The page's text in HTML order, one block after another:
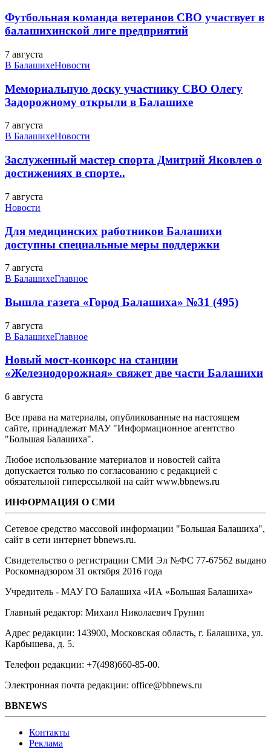
Футбольная команда ветеранов СВО участвует в
балашихинской лиге предприятий
7 августа
В БалашихеНовости
Мемориальную доску участнику СВО Олегу
Задорожному открыли в Балашихе
7 августа
В БалашихеНовости
Заслуженный мастер спорта Дмитрий Яковлев о
достижениях в спорте..
7 августа
Новости
Для медицинских работников Балашихи
доступны специальные меры поддержки
7 августа
В БалашихеГлавное
Вышла газета «Город Балашиха» №31 (495)
7 августа
В БалашихеГлавное
Новый мост-конкорс на станции
«Железнодорожная» свяжет две части Балашихи
6 августа
Все права на материалы, опубликованные на настоящем
сайте, принадлежат МАУ "Информационное агентство
"Большая Балашиха".
Любое использование материалов и новостей сайта
допускается только по согласованию с редакцией с
обязательной гиперссылкой на сайт www.bbnews.ru
ИНФОРМАЦИЯ О СМИ
Сетевое средство массовой информации "Большая Балашиха",
сайт в сети интернет bbnews.ru.
Свидетельство о регистрации СМИ Эл №ФС ‎77-67562 выдано
Роскомнадзором 31 октября 2016 года
Учредитель - МАУ ГО Балашиха «ИА «Большая Балашиха»
Главный редактор: Михаил Николаевич Грунин
Адрес редакции: 143900, Московская область, г. Балашиха, ул.
Карбышева, д. 5.
Телефон редакции: +7(498)660-85-00.
Электронная почта редакции: office@bbnews.ru
BBNEWS
Контакты
Реклама